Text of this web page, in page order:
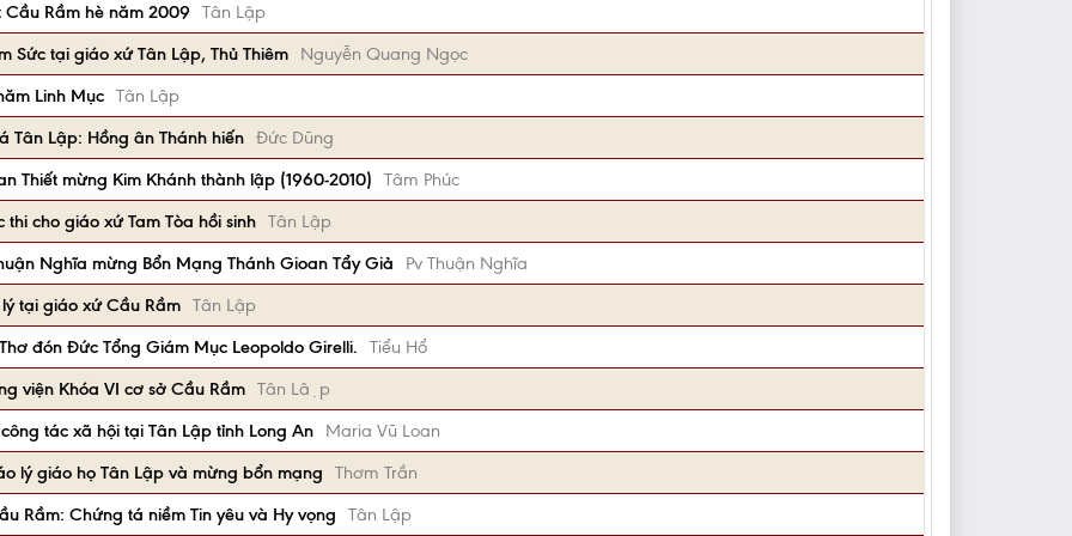
Rầm hè năm 2009
Tân Lập
Sức tại giáo xứ Tân Lập, Thủ Thiêm
Nguyễn Quang Ngọc
Linh Mục Tân Lập
Tân Lập: Hồng ân Thánh hiến Đức Dũng
Thiết mừng Kim Khánh thành lập (1960-2010)
Tâm Phúc
cho giáo xứ Tam Tòa hồi sinh Tân Lập
Nghĩa mừng Bổn Mạng Thánh Gioan Tẩy Giả
Pv Thuận Nghĩa
tại giáo xứ Cầu Rầm Tân Lập
đón Đức Tổng Giám Mục Leopoldo Girelli.
Tiểu Hổ
viện Khóa VI cơ sở Cầu Rầm Tân Lập
tác xã hội tại Tân Lập tỉnh Long An
Maria Vũ Loan
lý giáo họ Tân Lập và mừng bổn mạng
Thơm Trần
Rầm: Chứng tá niềm Tin yêu và Hy vọng
Tân Lập